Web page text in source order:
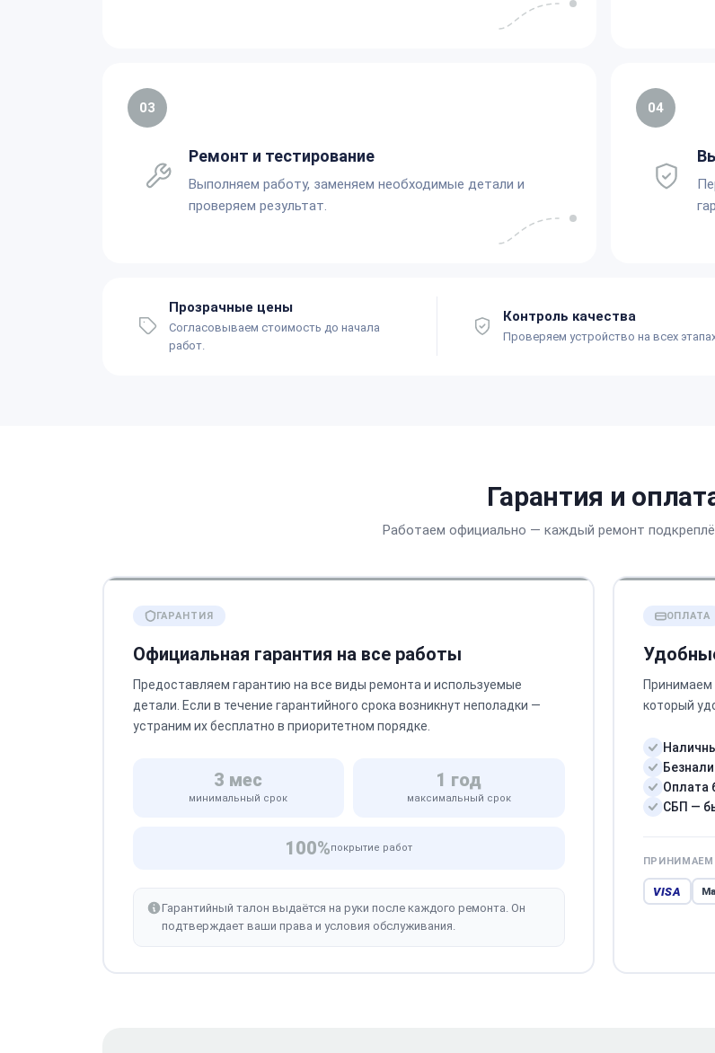
03
Ремонт и тестирование
Выполняем работу, заменяем необходимые детали и
проверяем результат.
04
Прозрачные цены
Согласовываем стоимость до начала
работ.
Контроль качества
Проверяем устройство на всех
Гарантия и
Работаем официально — каждый ремонт
ГАРАНТИЯ
Официальная гарантия на все работы
Предоставляем гарантию на все виды ремонта и используемые
детали. Если в течение гарантийного срока возникнут неполадки —
устраним их бесплатно в приоритетном порядке.
3 мес
минимальный срок
1 год
максимальный срок
100%покрытие работ
Гарантийный талон выдаётся на руки после каждого ремонта. Он
подтверждает ваши права и условия обслуживания.
ОПЛАТА
Принимаем
который
Оплата
СБП —
VISA